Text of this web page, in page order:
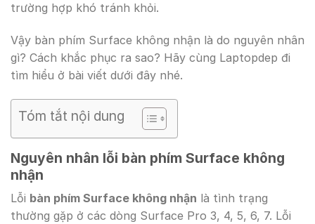
trường hợp khó tránh khỏi.
Vậy bàn phím Surface không nhận là do nguyên nhân
gì? Cách khắc phục ra sao? Hãy cùng Laptopdep đi
tìm hiểu ở bài viết dưới đây nhé.
Tóm tắt nội dung
Nguyên nhân lỗi bàn phím Surface không
nhận
Lỗi bàn phím Surface không nhận là tình trạng
thường gặp ở các dòng Surface Pro 3, 4, 5, 6, 7. Lỗi